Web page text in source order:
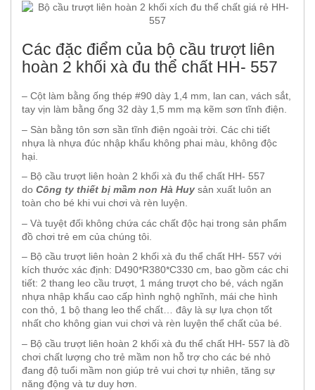
Các đặc điểm của bộ cầu trượt liên
hoàn 2 khối xà đu thể chất HH- 557
– Cột làm bằng ống thép #90 dày 1,4 mm, lan can, vách sắt,
tay vịn làm bằng ống 32 dày 1,5 mm mạ kẽm sơn tĩnh điện.
– Sàn bằng tôn sơn sần tĩnh điện ngoài trời. Các chi tiết
nhựa là nhựa đúc nhập khẩu không phai màu, không độc
hại.
– Bộ cầu trượt liên hoàn 2 khối xà đu thể chất HH- 557
do Công ty thiết bị mầm non Hà Huy sản xuất luôn an
toàn cho bé khi vui chơi và rèn luyện.
– Và tuyệt đối không chứa các chất độc hại trong sản phẩm
đồ chơi trẻ em của chúng tôi.
– Bộ cầu trượt liên hoàn 2 khối xà đu thể chất HH- 557 với
kích thước xác định: D490*R380*C330 cm, bao gồm các chi
tiết: 2 thang leo cầu trượt, 1 máng trượt cho bé, vách ngăn
nhựa nhập khẩu cao cấp hình nghộ nghĩnh, mái che hình
con thỏ, 1 bộ thang leo thể chất… đây là sự lựa chọn tốt
nhất cho không gian vui chơi và rèn luyện thể chất của bé.
– Bộ cầu trượt liên hoàn 2 khối xà đu thể chất HH- 557 là đồ
chơi chất lượng cho trẻ mầm non hỗ trợ cho các bé nhỏ
đang độ tuổi mầm non giúp trẻ vui chơi tự nhiên, tăng sự
năng động và tư duy hơn.